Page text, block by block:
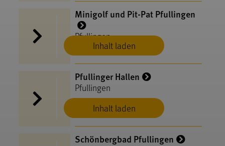
Inhalt laden
Minigolf und Pit-Pat Pfullingen
Pfullingen
Inhalt laden
Pfullinger Hallen
Pfullingen
Schönbergbad Pfullingen